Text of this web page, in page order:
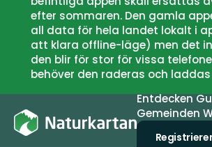
efter sommaren. Den gamla
all data för hela landet lokalt i
att klara offline-läge) men det
den blir för stor för vissa
behöver den raderas och
Entdecken
Gemeinden